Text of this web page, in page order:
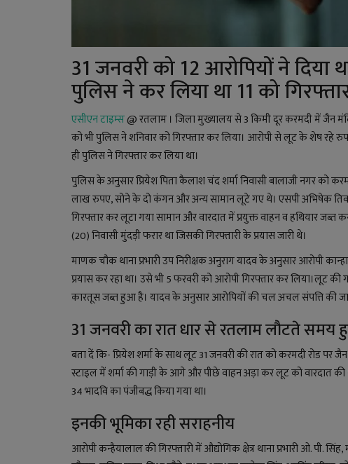
31 जनवरी को 12 आरोपियों ने दिया
पुलिस ने कर लिया था 11 को
एसीएन टाइम्स@ रतलाम । जिला मुख्यालय से 3 किमी दूर करमदी में जैन
को भी पुलिस ने शनिवार को गिरफ्तार कर लिया। आरोपी से लूट के शेष रहे
ही पुलिस ने गिरफ्तार कर लिया था।
पुलिस के अनुसार प्रियेश पिता कैलाश चंद शर्मा निवासी बालाजी नगर को
लाख रुपए, सोने के दो कंगन और अन्य सामान लूटे गए थे। एसपी अभिषेक
गिरफ्तार कर लूटा गया सामान और वारदात में प्रयुक्त वाहन व हथियार जब्त
(20) निवासी मुंदड़ी फरार था जिसकी गिरफ्तारी के प्रयास जारी थे।
माणक चौक थाना प्रभारी उप निरीक्षकअनुराग यादवके अनुसारआरोपी
प्रयास कर रहा था। उसे भी 5 फरवरी को आरोपी गिरफ्तार कर लिया।लूट
कारतूस जब्त हुआ है। यादव के अनुसार आरोपियों की चल अचल संपत्ति की
31 जनवरी का रात धार से रतलाम लौटते समय
बता दें कि- प्रियेश शर्मा के साथ लूट 31 जनवरी की रात को करमदी रोड पर
स्टाइल में शर्मा की गाड़ी के आगे और पीछे वाहन अड़ा कर लूट को वारदात
34 भादवि का पंजीबद्ध किया गया था।
इनकी भूमिका रही सराहनीय
आरोपी कन्हैयालाल की गिरफ्तारी में औद्योगिक क्षेत्र थाना प्रभारी ओ. पी.